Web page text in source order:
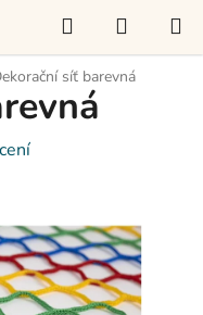
Hledat
KOŠÍK
síť barevná